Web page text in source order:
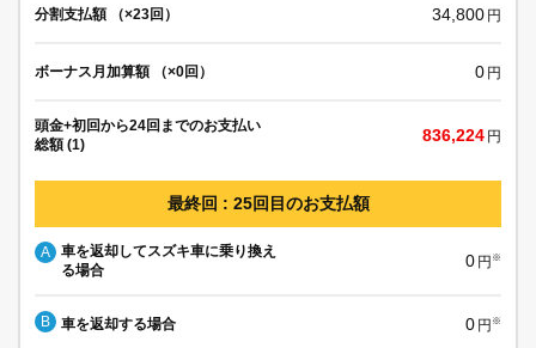
分割支払額 （×23回） 34,800 円
ボーナス月加算額 （×0回） 0 円
頭金+初回から24回までのお支払い
総額 (1)
836,224 円
最終回 : 25回目のお支払額
A
車を返却してスズキ車に乗り換え
る場合
0 円 ※
B 車を返却する場合 0 円 ※